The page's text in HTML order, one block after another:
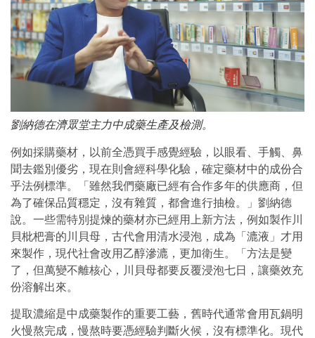
劉納德在濟眾堂主力中成藥生產及檢測。
例如採購藥材，以前全憑買手感覺經驗，以眼看、手觸、鼻
聞去鑑別優劣，現在則會經科學化驗，確定藥材中的成份合
乎法例標準。「雖然我們藥廠已經有合作多年的供應商，但
為了確保品質穩定，沒有雜質，都會進行抽檢。」劉納德
說。一些需特別提煉的藥材亦已經用上新方法，例如製作川
貝枇杷膏的川貝母，古代會用清水浸泡，成為「漉液」才用
來製作，現代社會改用乙醇滲漉，更加衛生。「方法是變
了，但萬變不離核心，川貝母都要反覆浸泡七日，讓藥效充
份溶解出來。
提取濃縮是中成藥製作的重要工藝，舊時代通常會用瓦鍋明
火慢熬完成，慢熬時要憑經驗判斷火候，沒有標準化。現代